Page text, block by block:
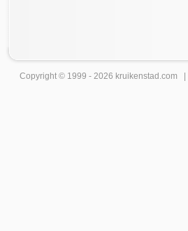
Copyright © 1999 - 2026 kruikenstad .com |